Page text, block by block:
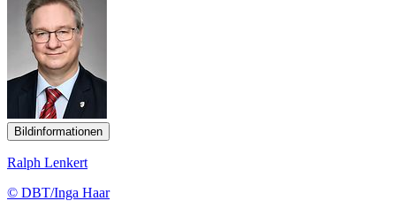
Bildinformationen
Ralph Lenkert
© DBT/Inga Haar